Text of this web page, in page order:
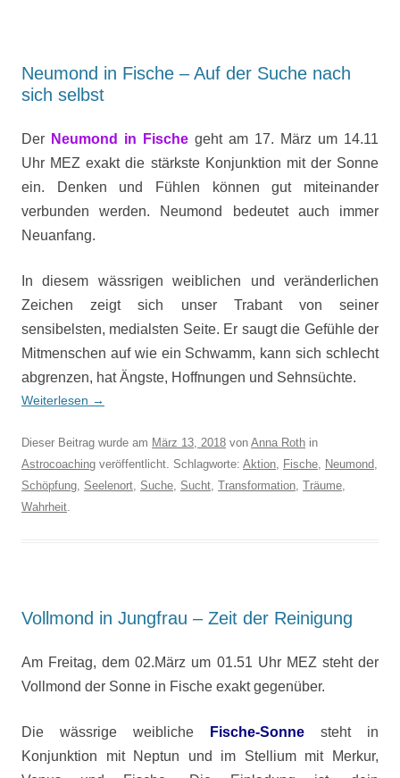
Neumond in Fische – Auf der Suche nach
sich selbst
Der Neumond in Fische geht am 17. März um 14.11
Uhr MEZ exakt die stärkste Konjunktion mit der Sonne
ein. Denken und Fühlen können gut miteinander
verbunden werden. Neumond bedeutet auch immer
Neuanfang.
In diesem wässrigen weiblichen und veränderlichen
Zeichen zeigt sich unser Trabant von seiner
sensibelsten, medialsten Seite. Er saugt die Gefühle der
Mitmenschen auf wie ein Schwamm, kann sich schlecht
abgrenzen, hat Ängste, Hoffnungen und Sehnsüchte.
Weiterlesen →
Dieser Beitrag wurde am März 13, 2018 von Anna Roth in
Astrocoaching veröffentlicht. Schlagworte: Aktion, Fische, Neumond,
Schöpfung, Seelenort, Suche, Sucht, Transformation, Träume,
Wahrheit.
Vollmond in Jungfrau – Zeit der Reinigung
Am Freitag, dem 02.März um 01.51 Uhr MEZ steht der
Vollmond der Sonne in Fische exakt gegenüber.
Die wässrige weibliche Fische-Sonne
steht in
Konjunktion mit Neptun und im Stellium mit Merkur,